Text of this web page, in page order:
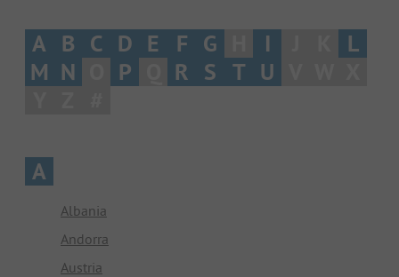
A B C D E F G I
L
M N P R S T U
A
Albania
Andorra
Austria